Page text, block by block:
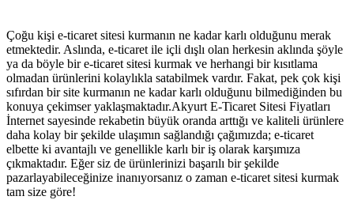
Çoğu kişi e-ticaret sitesi kurmanın ne kadar karlı olduğunu merak
etmektedir. Aslında, e-ticaret ile içli dışlı olan herkesin aklında şöyle
ya da böyle bir e-ticaret sitesi kurmak ve herhangi bir kısıtlama
olmadan ürünlerini kolaylıkla satabilmek vardır. Fakat, pek çok kişi
sıfırdan bir site kurmanın ne kadar karlı olduğunu bilmediğinden bu
konuya çekimser yaklaşmaktadır.Akyurt E-Ticaret Sitesi Fiyatları
İnternet sayesinde rekabetin büyük oranda arttığı ve kaliteli ürünlere
daha kolay bir şekilde ulaşımın sağlandığı çağımızda; e-ticaret
elbette ki avantajlı ve genellikle karlı bir iş olarak karşımıza
çıkmaktadır. Eğer siz de ürünlerinizi başarılı bir şekilde
pazarlayabileceğinize inanıyorsanız o zaman e-ticaret sitesi kurmak
tam size göre!